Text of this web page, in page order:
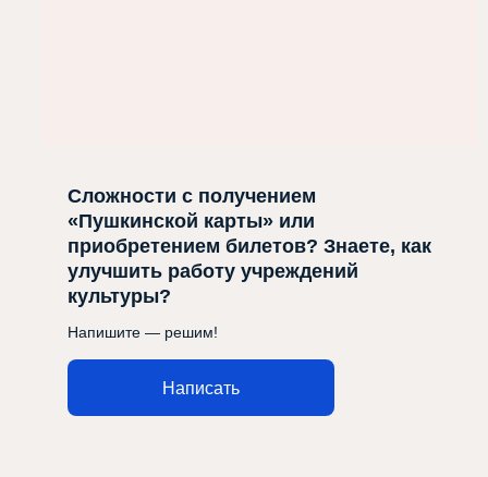
Сложности с получением
«Пушкинской карты» или
приобретением билетов? Знаете, как
улучшить работу учреждений
культуры?
Напишите — решим!
Написать